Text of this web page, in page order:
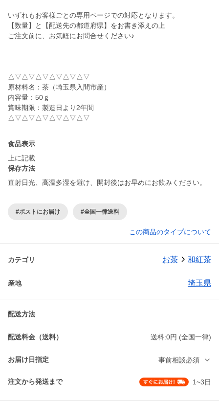
いずれもお客様ごとの専用ページでの対応となります。
【数量】と【配送先の都道府県】をお書き添えの上
ご注文前に、お気軽にお問合せください♪
△▽△▽△▽△▽△▽△▽
原材料名：茶（埼玉県入間市産）
内容量：50ｇ
賞味期限：製造日より2年間
△▽△▽△▽△▽△▽△▽
食品表示
上に記載
保存方法
直射日光、高温多湿を避け、開封後はお早めにお飲みください。
#ポストにお届け #全国一律送料
この商品のタイプについて
カテゴリ お茶 和紅茶
産地 埼玉県
配送方法
配送料金（送料） 送料:0円 (全国一律)
お届け日指定 事前相談必須
注文から発送まで 1~3日